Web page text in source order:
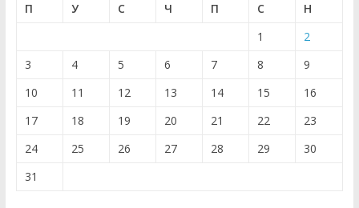
П
У С Ч П С
Н
1
2
3
4 5 6 7 8
9
10
11 12 13 14 15
16
17
18 19 20 21 22
23
24
25 26 27 28 29
30
31